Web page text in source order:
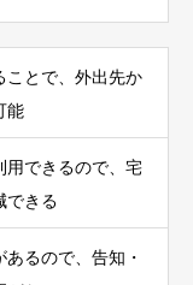
ことで、外出先か
能
用できるので、宅
できる
るので、告知・